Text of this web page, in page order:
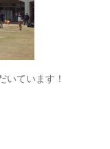
ています！